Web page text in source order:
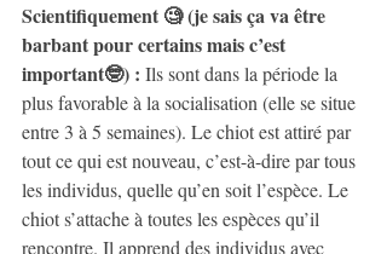
Scientifiquement 🧐 (je sais ça va être
barbant pour certains mais c’est
important🤓) : Ils sont dans la période la
plus favorable à la socialisation (elle se situe
entre 3 à 5 semaines). Le chiot est attiré par
tout ce qui est nouveau, c’est-à-dire par tous
les individus, quelle qu’en soit l’espèce. Le
chiot s’attache à toutes les espèces qu’il
rencontre. Il apprend des individus avec